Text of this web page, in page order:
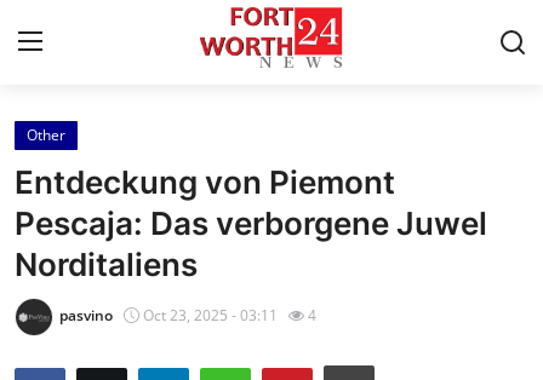
Home
Contact
Press Release
Privacy Policy
Other
Entdeckung von Piemont
Pescaja: Das verborgene Juwel
Norditaliens
pasvino Oct 23, 2025 - 03:11 4